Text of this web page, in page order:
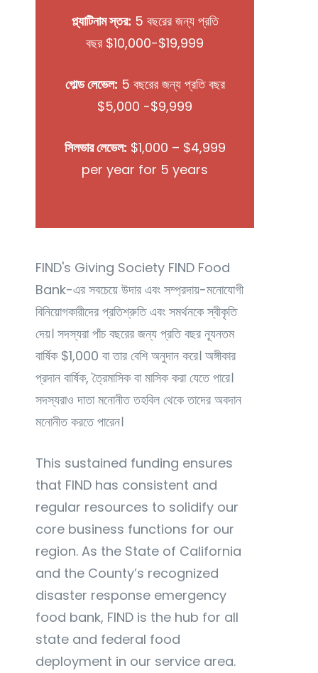
প্ল্যাটিনাম স্তর: 5 বছরের জন্য প্রতি
বছর $10,000-$19,999
গোল্ড লেভেল: 5 বছরের জন্য প্রতি বছর
$5,000 -$9,999
সিলভার লেভেল: $1,000 – $4,999
per year for 5 years
FIND's Giving Society FIND Food
Bank-এর সবচেয়ে উদার এবং সম্প্রদায়-মনোযোগী
বিনিয়োগকারীদের প্রতিশ্রুতি এবং সমর্থনকে স্বীকৃতি
দেয়। সদস্যরা পাঁচ বছরের জন্য প্রতি বছর ন্যূনতম
বার্ষিক $1,000 বা তার বেশি অনুদান করে। অঙ্গীকার
প্রদান বার্ষিক, ত্রৈমাসিক বা মাসিক করা যেতে পারে।
সদস্যরাও দাতা মনোনীত তহবিল থেকে তাদের অবদান
মনোনীত করতে পারেন।
This sustained funding ensures
that FIND has consistent and
regular resources to solidify our
core business functions for our
region. As the State of California
and the County’s recognized
disaster response emergency
food bank, FIND is the hub for all
state and federal food
deployment in our service area.